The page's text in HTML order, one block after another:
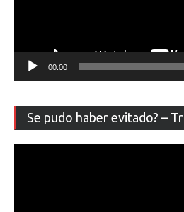
00:00
Se pudo haber evitado? –